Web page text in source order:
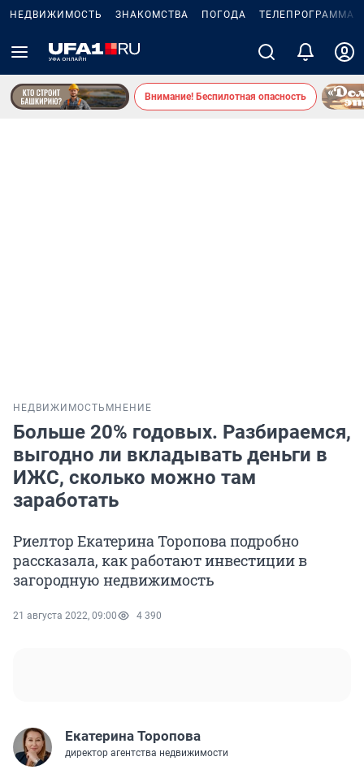
НЕДВИЖИМОСТЬ ЗНАКОМСТВА ПОГОДА ТЕЛЕПРОГРАММА
Внимание! Беспилотная опасность
НЕДВИЖИМОСТЬ МНЕНИЕ
Больше 20% годовых. Разбираемся,
выгодно ли вкладывать деньги в
ИЖС, сколько можно там
заработать
Риелтор Екатерина Торопова подробно
рассказала, как работают инвестиции в
загородную недвижимость
21 августа 2022, 09:00 4 390
Екатерина Торопова
директор агентства недвижимости